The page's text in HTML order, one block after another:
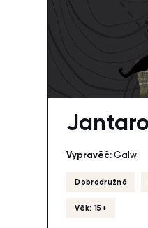
Vypravěč: Galw
Dobrodružná
Věk: 15+